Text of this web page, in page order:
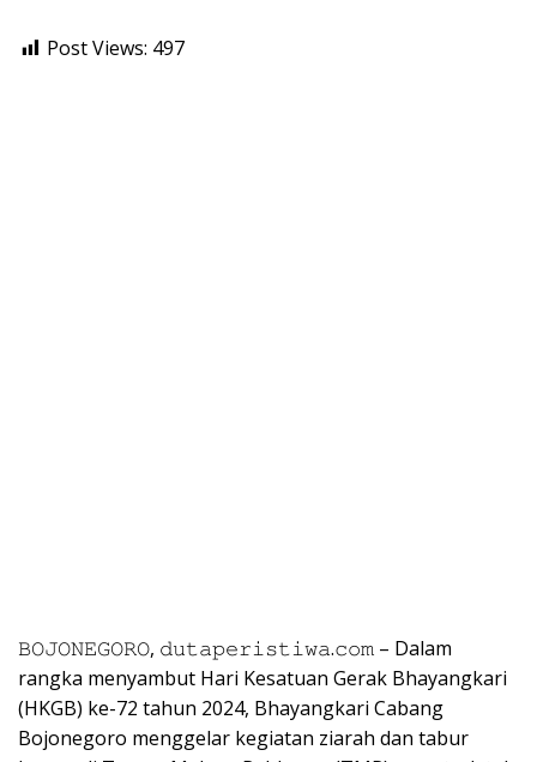
Post Views: 497
𝙱𝙾𝙹𝙾𝙽𝙴𝙶𝙾𝚁𝙾, 𝚍𝚞𝚝𝚊𝚙𝚎𝚛𝚒𝚜𝚝𝚒𝚠𝚊.𝚌𝚘𝚖 – Dalam
rangka menyambut Hari Kesatuan Gerak Bhayangkari
(HKGB) ke-72 tahun 2024, Bhayangkari Cabang
Bojonegoro menggelar kegiatan ziarah dan tabur